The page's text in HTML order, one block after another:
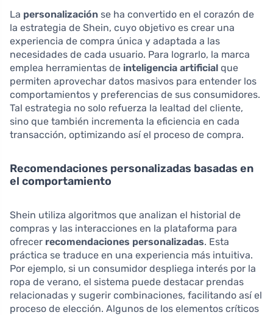
La personalización se ha convertido en el corazón de
la estrategia de Shein, cuyo objetivo es crear una
experiencia de compra única y adaptada a las
necesidades de cada usuario. Para lograrlo, la marca
emplea herramientas de inteligencia artificial que
permiten aprovechar datos masivos para entender los
comportamientos y preferencias de sus consumidores.
Tal estrategia no solo refuerza la lealtad del cliente,
sino que también incrementa la eficiencia en cada
transacción, optimizando así el proceso de compra.
Recomendaciones personalizadas basadas en
el comportamiento
Shein utiliza algoritmos que analizan el historial de
compras y las interacciones en la plataforma para
ofrecer recomendaciones personalizadas. Esta
práctica se traduce en una experiencia más intuitiva.
Por ejemplo, si un consumidor despliega interés por la
ropa de verano, el sistema puede destacar prendas
relacionadas y sugerir combinaciones, facilitando así el
proceso de elección. Algunos de los elementos críticos